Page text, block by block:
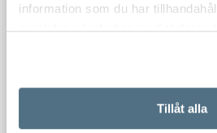
information som du har
samlat in när du har använt deras
Tillåt alla